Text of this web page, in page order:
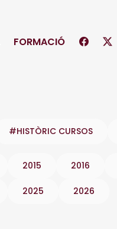
FORMACIÓ
#HISTÒRIC CURSOS
2015 2016
2025 2026